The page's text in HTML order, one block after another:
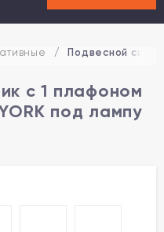
/ Подвесной
с 1 плафоном
под лампу